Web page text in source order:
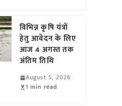
विभिन्न कृषि यंत्रों
हेतु आवेदन के लिए
आज 4 अगस्त तक
अंतिम तिथि
August 5, 2026
1 min read